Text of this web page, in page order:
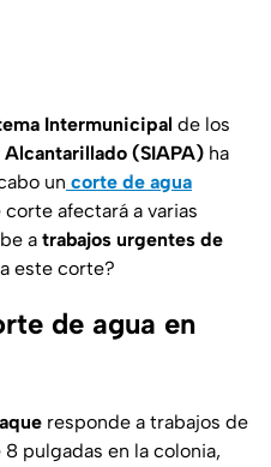
Intermunicipal de los
(SIAPA) ha
un corte de agua
corte afectará a varias
a trabajos urgentes de
este corte?
de agua en
responde a trabajos de
pulgadas en la colonia,